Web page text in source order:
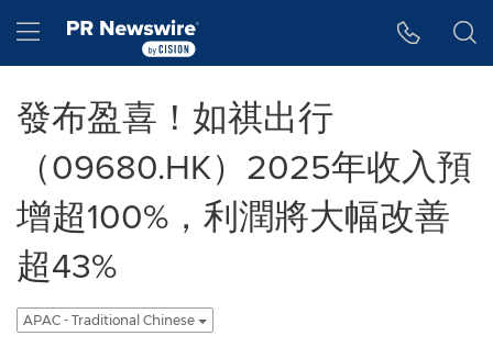
Hamburger menu
發布盈喜！如祺出行
（09680.HK）2025年收入預
增超100%，利潤將大幅改善
超43%
APAC - Traditional Chinese